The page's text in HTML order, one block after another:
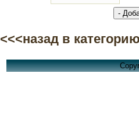
<<<назад в